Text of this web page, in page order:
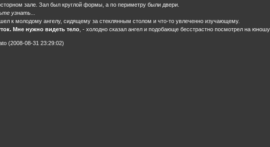
зале. Зал был круглой формы, а по периметру были двери.
узнать...
к молодому ангелу, сидящему за стеклянным столом и что-то увлеченно изучающему.
Мне нужно видеть тело , - холодно сказал ангел и подобающе бесстрастно посмотрел на
(2008-08-31 23:29:02)